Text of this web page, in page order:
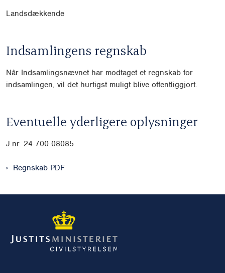
Landsdækkende
Indsamlingens regnskab
Når Indsamlingsnævnet har modtaget et regnskab for
indsamlingen, vil det hurtigst muligt blive offentliggjort.
Eventuelle yderligere oplysninger
J.nr. 24-700-08085
Regnskab PDF